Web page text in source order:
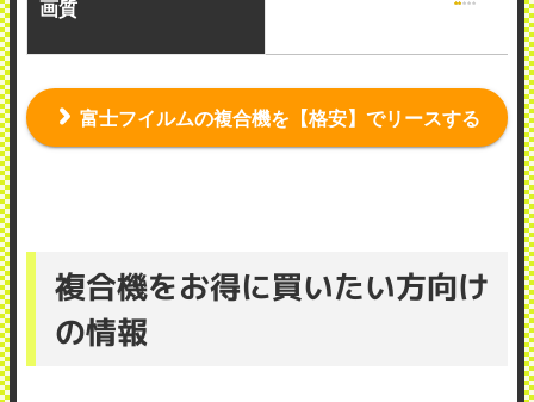
画質
富士フイルムの複合機を【格安】でリースする
複合機をお得に買いたい方向け
の情報